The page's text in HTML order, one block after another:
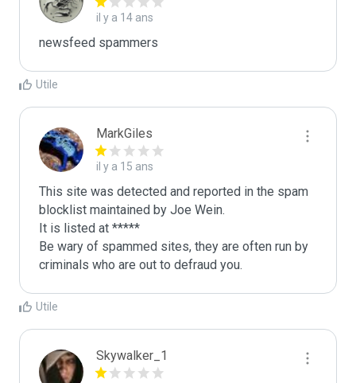
il y a 14 ans
newsfeed spammers
Utile
MarkGiles
il y a 15 ans
This site was detected and reported in the spam
blocklist maintained by Joe Wein.
It is listed at *****
Be wary of spammed sites, they are often run by
criminals who are out to defraud you.
Utile
Skywalker_1